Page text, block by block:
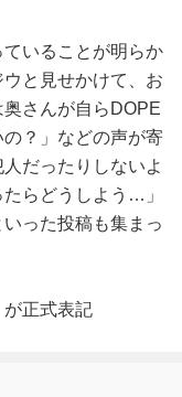
いることが明らか
と見せかけて、お
さんが自らDOPE
？」などの声が寄
だったりしないよ
らどうしよう…」
った投稿も集まっ
正式表記